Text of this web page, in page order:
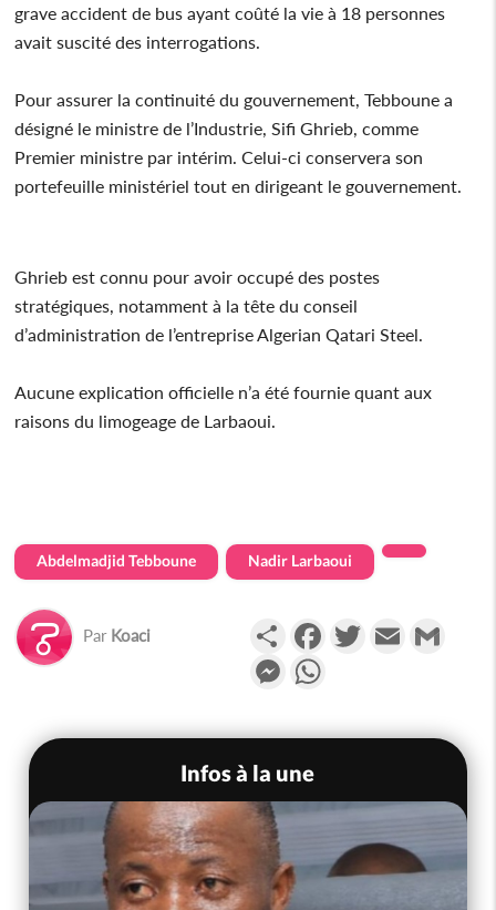
grave accident de bus ayant coûté la vie à 18 personnes
avait suscité des interrogations.
Pour assurer la continuité du gouvernement, Tebboune a
désigné le ministre de l’Industrie, Sifi Ghrieb, comme
Premier ministre par intérim. Celui-ci conservera son
portefeuille ministériel tout en dirigeant le gouvernement.
Ghrieb est connu pour avoir occupé des postes
stratégiques, notamment à la tête du conseil
d’administration de l’entreprise Algerian Qatari Steel.
Aucune explication officielle n’a été fournie quant aux
raisons du limogeage de Larbaoui.
Abdelmadjid Tebboune Nadir Larbaoui
Par Koaci PartagerFacebookTwitterEmail
Messenger
Infos à la une